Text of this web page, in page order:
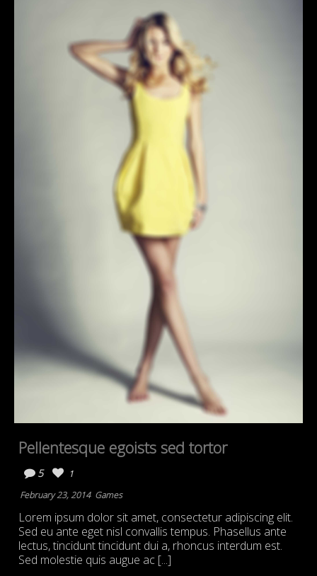
Pellentesque egoists sed tortor
5
1
February 23, 2014 Games
Lorem ipsum dolor sit amet, consectetur adipiscing elit.
Sed eu ante eget nisl convallis tempus. Phasellus ante
lectus, tincidunt tincidunt dui a, rhoncus interdum est.
Sed molestie quis augue ac [...]